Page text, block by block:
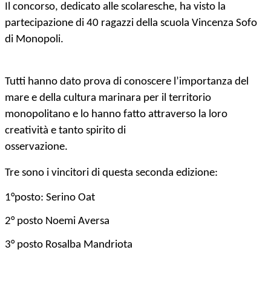
Il concorso, dedicato alle scolaresche, ha visto la
partecipazione di 40 ragazzi della scuola Vincenza Sofo
di Monopoli.
Tutti hanno dato prova di conoscere l’importanza del
mare e della cultura marinara per il territorio
monopolitano e lo hanno fatto attraverso la loro
creatività e tanto spirito di
Tre sono i vincitori di questa seconda edizione:
1°posto: Serino Oat
2° posto Noemi Aversa
3° posto Rosalba Mandriota